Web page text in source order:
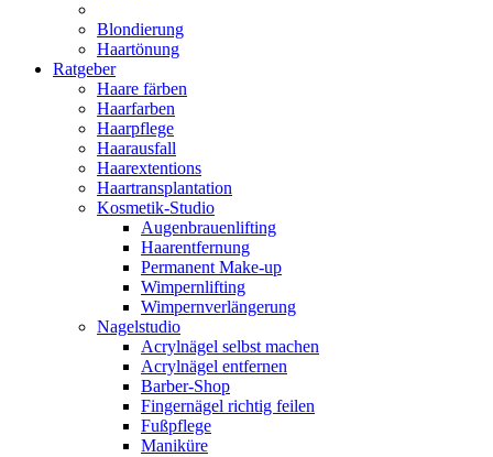
Blondierung
Haartönung
Ratgeber
Haare färben
Haarfarben
Haarpflege
Haarausfall
Haarextentions
Haartransplantation
Kosmetik-Studio
Augenbrauenlifting
Haarentfernung
Permanent Make-up
Wimpernlifting
Wimpernverlängerung
Nagelstudio
Acrylnägel selbst machen
Acrylnägel entfernen
Barber-Shop
Fingernägel richtig feilen
Fußpflege
Maniküre